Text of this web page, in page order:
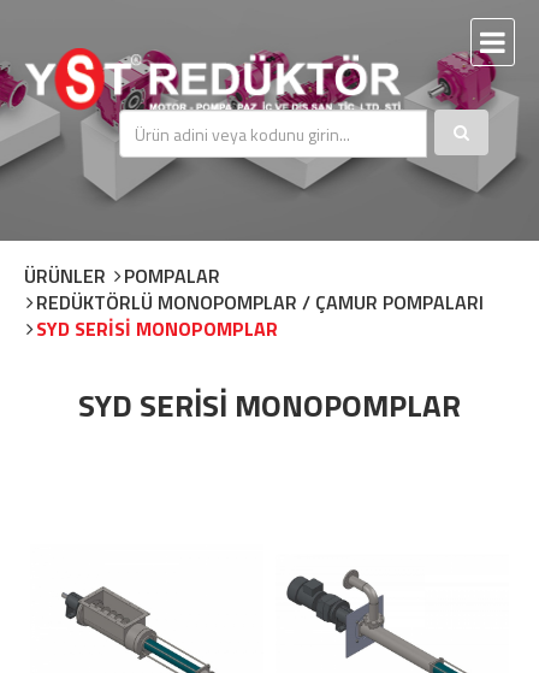
ÜRÜNLER
POMPALAR
REDÜKTÖRLÜ MONOPOMPLAR / ÇAMUR POMPALARI
SYD SERİSİ MONOPOMPLAR
SYD SERİSİ MONOPOMPLAR